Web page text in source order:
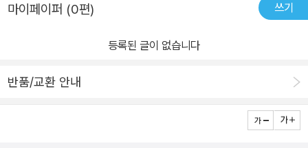
마이페이퍼 (0편) 쓰기
등록된 글이 없습니다
반품/교환 안내